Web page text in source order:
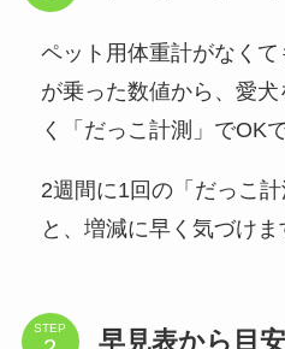
ペット用体重計がなく
が乗った数値から、愛犬
く「だっこ計測」でOKで
2週間に1回の「だっこ
と、増減に早く気づけま
STEP 早見表から目